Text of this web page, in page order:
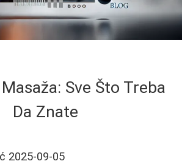
Sve Što Treba
Da Znate
2025-09-05